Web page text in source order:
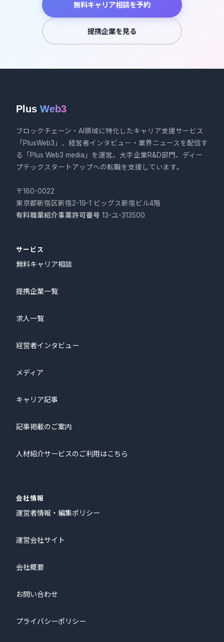
無料キャリア相談を予約
提携企業を見る
Plus Web3
ブロックチェーン・AI領域に特化したキャリア支援サービス
「PlusWeb3」、経営者インタビュー・業界ニュースを配信す
る「Plus Web3 media」を運営。大手企業R&D部門、ディー
プテックスタートアップへの転職を支援しています。
〒160-0022
東京都新宿区新宿2-19-1 ビッグス新宿ビル4階
有料職業紹介事業許可番号 13-ユ-313500
サービス
無料キャリア相談
提携企業一覧
求人一覧
経営者インタビュー
メディア
キャリア記事
記事掲載のご案内
人材紹介サービスのご利用はこちら
会社情報
運営者情報・編集ポリシー
運営会社サイト
会社概要
お問い合わせ
プライバシーポリシー